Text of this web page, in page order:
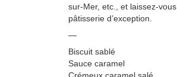
sur-Mer, etc., et laissez-
pâtisserie d’exception.
—
Biscuit sablé
Sauce caramel
Crémeux caramel salé